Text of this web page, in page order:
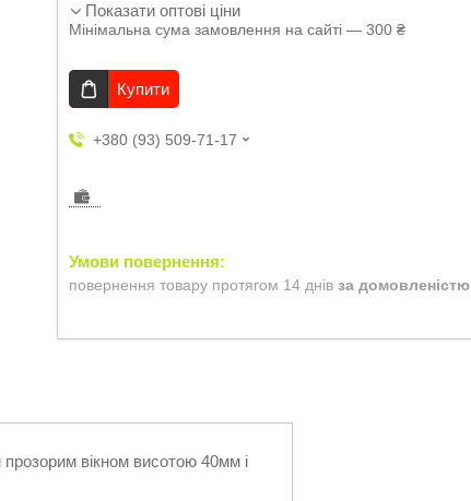
Показати оптові ціни
Мінімальна сума замовлення на сайті — 300 ₴
Купити
+380 (93) 509-71-17
повернення товару протягом 14 днів за домовленістю
вікном висотою 40мм і